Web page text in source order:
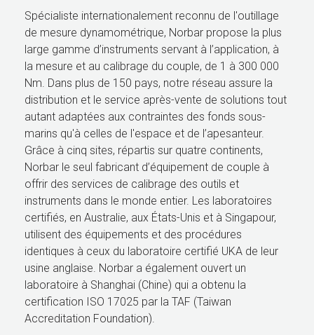
Spécialiste internationalement reconnu de l'outillage
de mesure dynamométrique, Norbar propose la plus
large gamme d’instruments servant à l’application, à
la mesure et au calibrage du couple, de 1 à 300 000
Nm. Dans plus de 150 pays, notre réseau assure la
distribution et le service après-vente de solutions tout
autant adaptées aux contraintes des fonds sous-
marins qu'à celles de l'espace et de l’apesanteur.
Grâce à cinq sites, répartis sur quatre continents,
Norbar le seul fabricant d’équipement de couple à
offrir des services de calibrage des outils et
instruments dans le monde entier. Les laboratoires
certifiés, en Australie, aux États-Unis et à Singapour,
utilisent des équipements et des procédures
identiques à ceux du laboratoire certifié UKA de leur
usine anglaise. Norbar a également ouvert un
laboratoire à Shanghai (Chine) qui a obtenu la
certification ISO 17025 par la TAF (Taiwan
Accreditation Foundation).